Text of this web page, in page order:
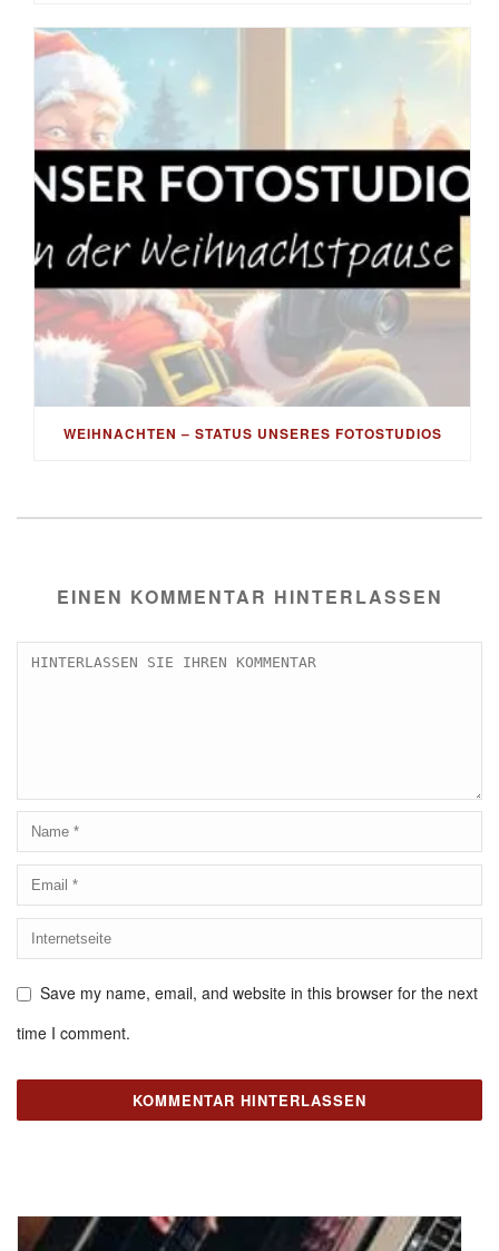
WEIHNACHTEN – STATUS UNSERES FOTOSTUDIOS
EINEN KOMMENTAR HINTERLASSEN
Save my name, email, and website in this browser for the next
time I comment.